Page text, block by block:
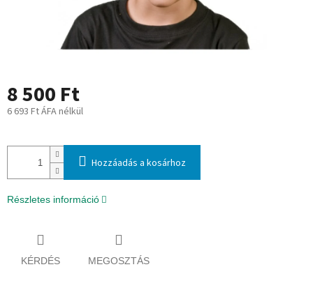
8 500 Ft
6 693 Ft ÁFA nélkül
Hozzáadás a kosárhoz
Részletes információ
KÉRDÉS MEGOSZTÁS